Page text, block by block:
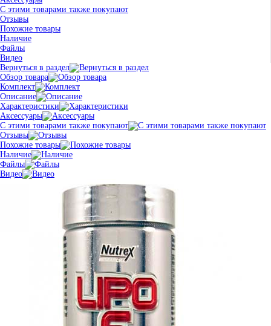
С этими товарами также покупают
Отзывы
Похожие товары
Наличие
Файлы
Видео
Вернуться в раздел
Обзор товара
Комплект
Описание
Характеристики
Аксессуары
С этими товарами также покупают
Отзывы
Похожие товары
Наличие
Файлы
Видео